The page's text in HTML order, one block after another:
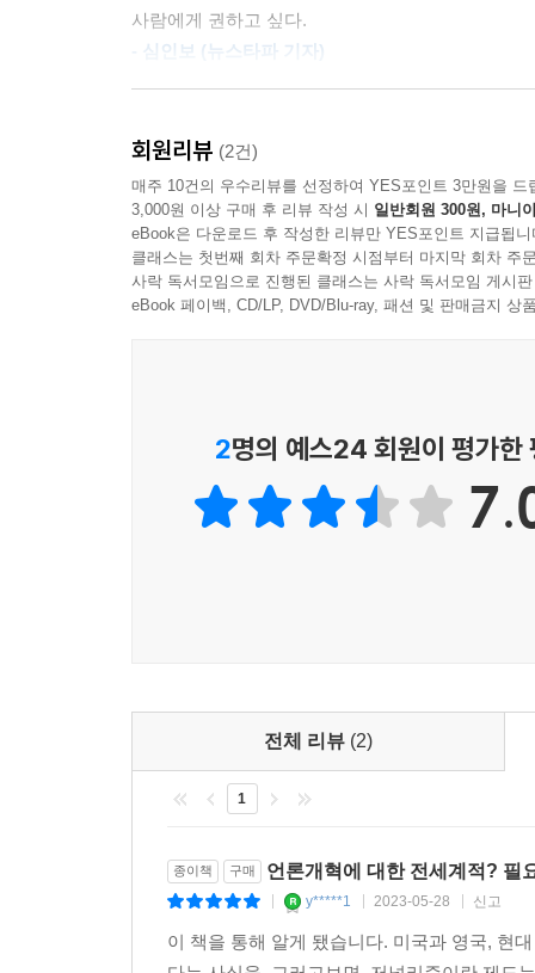
하지만 혁명적 관점은 저널리즘을 불필요하게 협
--- p.142
저널리즘과 사회 사이의 접점: 엘리트, 규범, 수용자
영미권을 대표하는 언론학자인 세 저자가 지적
사회와 조응하지 못하고 따로 존재한다는 것이
수용자를 다시 설정해야 한다고 말한다. 이 세 접
우리가 알고 있는 저널리즘이 온데간데없이 사라
상황을 직시하고 다시 상상해야 할 때다.”(46쪽)
하고 있는 엘리트 시스템은 이미 대중의 신뢰
무엇인지 저널리즘은 성찰하지 못하고 있다. 이
배제하는 결과로 나타나기도 한다. 저자들은 저
주장하는 규범은 언론노동에 대한 일종의 남성주
존재하지만, 여전히 뉴스룸에는 인종주의, 성차
있다. 이처럼 시대에 뒤떨어졌을 뿐만 아니라
않는다. 소모적이고 불완전하고 엘리트적이며 시
존재인지를 드러내고 있다. 그들의 규범성은 현장
사람에게 권하고 싶다.
- 심인보 (뉴스타파 기자)
첫째, 뉴스 이용자를 훨씬 더 중시하라. 둘째, 은
없다.
- 스테이시-마리 이스마엘 (<슬레이트머니Slate
놀라운 책이다. 저자들은 저널리즘 혁명을 위한 의
- 마크 듀즈 (암스테르담대학 교수)
회원리뷰 (2건)
매주 10건의 우수리뷰를 선정하여 YES포인트 3만원을 드
3,000원 이상 구매 후 리뷰 작성 시 일반회원 300원, 마니
eBook은 다운로드 후 작성한 리뷰만 YES포인트 지급됩니
클래스는 첫번째 회차 주문확정 시점부터 마지막 회차 주
사락 독서모임으로 진행된 클래스는 사락 독서모임 게시
eBook 페이백, CD/LP, DVD/Blu-ray, 패션 및 판매금지 상
2명의 예스24 회원이 평가한
전체 리뷰 (2)
1
종이책 구매 언론개혁에 대한 전세계적? 필
y*****1 2023-05-28 신고
이 책을 통해 알게 됐습니다. 미국과 영국, 현